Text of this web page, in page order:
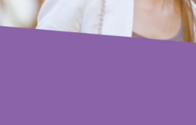
Tips Kencan